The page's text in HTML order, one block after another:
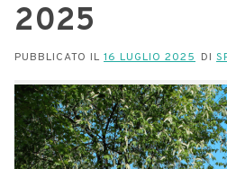
2025
PUBBLICATO IL 16 LUGLIO 2025 DI